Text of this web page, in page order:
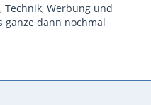
Technik, Werbung und
ganze dann nochmal